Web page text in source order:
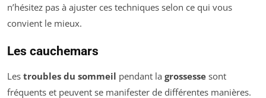
n’hésitez pas à ajuster ces techniques selon ce qui vous
convient le mieux.
Les cauchemars
Les troubles du sommeil pendant la grossesse sont
fréquents et peuvent se manifester de différentes manières.